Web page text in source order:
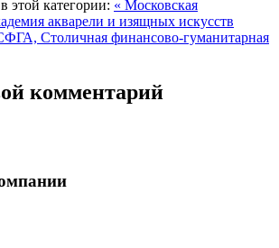
этой категории: « Московская
акварели и изящных искусств
Столичная финансово-гуманитарная
комментарий